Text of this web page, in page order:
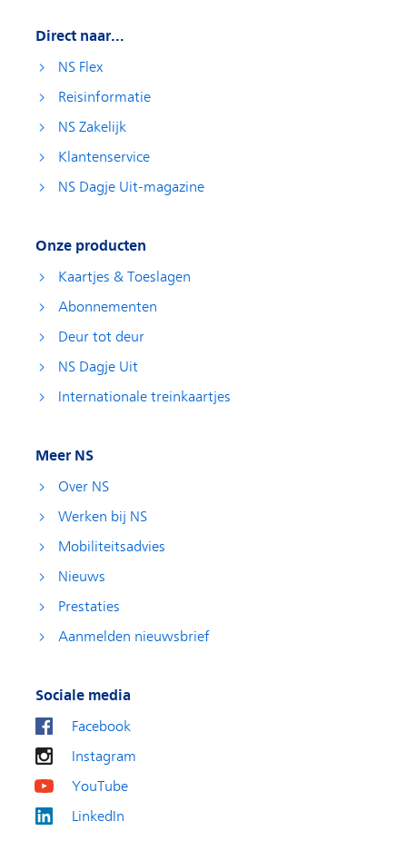
Direct naar...
NS Flex
Reisinformatie
NS Zakelijk
Klantenservice
NS Dagje Uit-magazine
Onze producten
Kaartjes & Toeslagen
Abonnementen
Deur tot deur
NS Dagje Uit
Internationale treinkaartjes
Meer NS
Over NS
Werken bij NS
Mobiliteitsadvies
Nieuws
Prestaties
Aanmelden nieuwsbrief
Sociale media
Facebook
Instagram
YouTube
LinkedIn